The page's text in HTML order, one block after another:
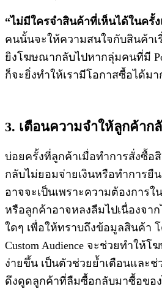
“ไม่มีใครจำสินค้าที่เห็นได้ในครั้
คนนั้นจะให้ความสนใจกับสินค้าเ
ยิงโฆษณากลับไปหากลุ่มคนที่มี
ก็จะยิ่งทำให้เรามีโอกาสซื้อได้ม
3. เตือนความจำให้ลูกค้าก
บ่อยครั้งที่ลูกค้าเมื่อทำการสั่งซื้อ
กลับไม่ยอมจ่ายเงินหรือทำการยื
อาจจะเป็นเพราะความต้องการ
หรือลูกค้าอาจหลงลืมไปเนื่องจา
ใดๆ เพื่อให้ทราบถึงข้อมูลสินค้า โ
Custom Audience จะช่วยทำให้
ง่ายขึ้น เป็นตัวช่วยย้ำเตือนและช่
ดึงดูดลูกค้าที่ลืมซื้อกลับมาซื้อขอ